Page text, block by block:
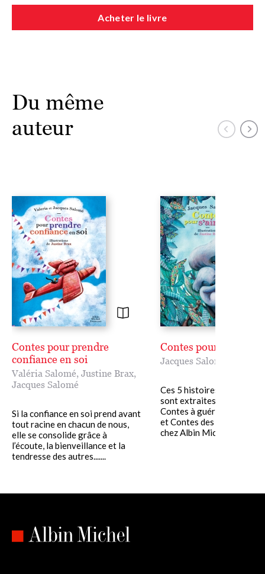
Acheter le livre
Du même
auteur
Contes pour prendre
confiance en soi
Valéria Salomé, Justine Brax,
Jacques Salomé
Si la confiance en soi prend avant
tout racine en chacun de nous,
elle se consolide grâce à
l’écoute, la bienveillance et la
tendresse des autres.......
Contes pour s'aimer
Jacques Salomé
Ces 5 histoires pour
sont extraites des recueils
Contes à guérir, contes à
et Contes des petits riens,
chez Albin Michel. Par